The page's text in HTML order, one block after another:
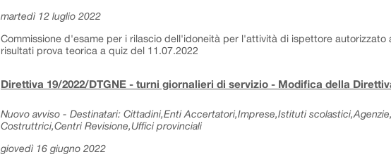
martedì 12 luglio 2022
Commissione d'esame per i rilascio dell'idoneità per l'attività di ispettore autorizzato
risultati prova teorica a quiz del 11.07.2022
Direttiva 19/2022/DTGNE - turni giornalieri di servizio - Modifica della
Nuovo avviso - Destinatari: Cittadini,Enti Accertatori,Imprese,Istituti
Costruttrici,Centri Revisione,Uffici provinciali
giovedì 16 giugno 2022